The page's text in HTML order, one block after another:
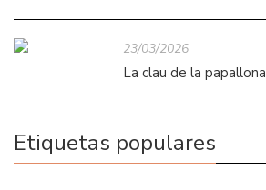
23/03/2026
La clau de la papallona
Etiquetas populares